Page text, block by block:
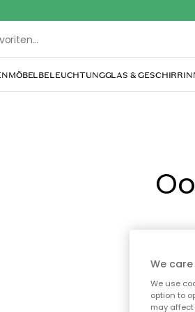
MÖBELBELEUCHTUNGGLAS & GESCHIRR
We
We use
option to
may affect